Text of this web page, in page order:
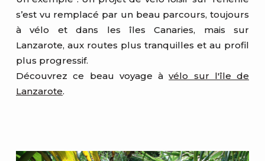
s’est vu remplacé par un beau parcours, toujours
à vélo et dans les îles Canaries, mais sur
Lanzarote, aux routes plus tranquilles et au profil
plus progressif.
Découvrez ce beau voyage àvélo sur l'île de
Lanzarote.